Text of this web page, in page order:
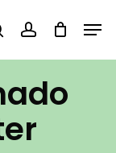
searchaccount